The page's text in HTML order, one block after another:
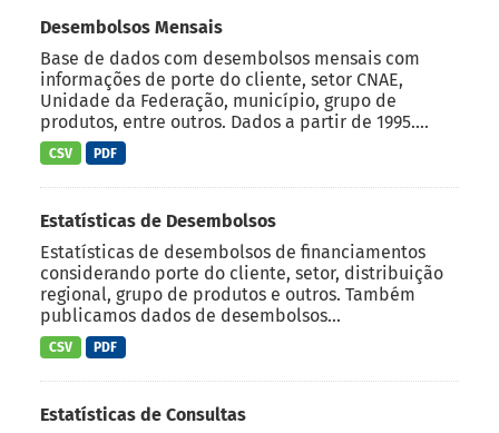
Desembolsos Mensais
Base de dados com desembolsos mensais com
informações de porte do cliente, setor CNAE,
Unidade da Federação, município, grupo de
produtos, entre outros. Dados a partir de 1995....
CSV PDF
Estatísticas de Desembolsos
Estatísticas de desembolsos de financiamentos
considerando porte do cliente, setor, distribuição
regional, grupo de produtos e outros. Também
publicamos dados de desembolsos...
CSV PDF
Estatísticas de Consultas